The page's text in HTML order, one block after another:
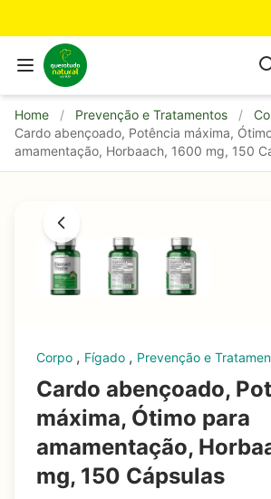
Home / Prevenção e Tratamentos /
Cardo abençoado, Potência máxima,
amamentação, Horbaach, 1600 mg, 150
Corpo , Fígado , Prevenção e
Cardo abençoado,
máxima, Ótimo para
amamentação,
mg, 150 Cápsulas